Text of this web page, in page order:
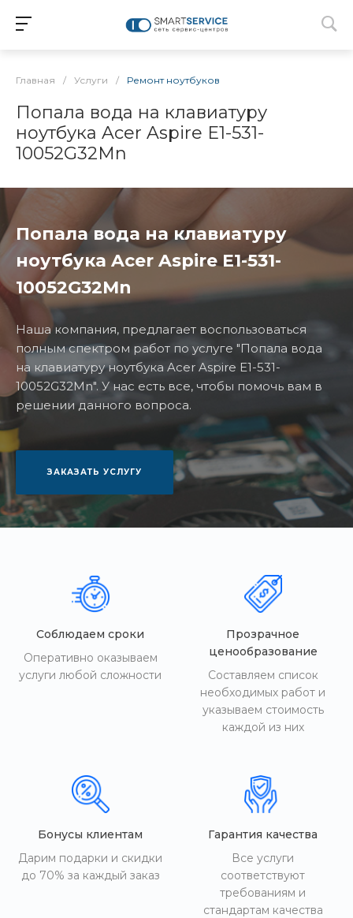
Главная / Услуги / Ремонт ноутбуков
Попала вода на клавиатуру
ноутбука Acer Aspire E1-531-
10052G32Mn
Попала вода на клавиатуру
ноутбука Acer Aspire E1-531-
10052G32Mn
Наша компания, предлагает воспользоваться
полным спектром работ по услуге "Попала вода
на клавиатуру ноутбука Acer Aspire E1-531-
10052G32Mn". У нас есть все, чтобы помочь вам в
решении данного вопроса.
ЗАКАЗАТЬ УСЛУГУ
Соблюдаем сроки
Оперативно оказываем
услуги любой сложности
Прозрачное
ценообразование
Составляем список
необходимых работ и
указываем стоимость
каждой из них
Бонусы клиентам
Дарим подарки и скидки
до 70% за каждый заказ
Гарантия качества
Все услуги
соответствуют
требованиям и
стандартам качества